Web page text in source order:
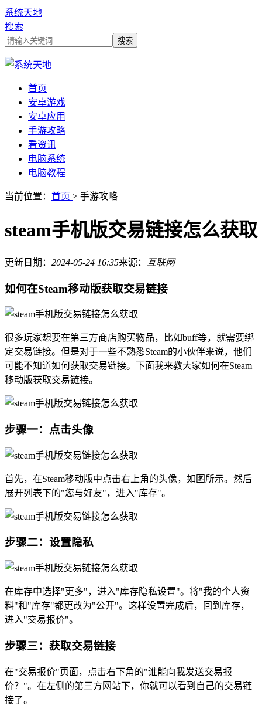
系统天地
搜索
首页
安卓游戏
安卓应用
手游攻略
看资讯
电脑系统
电脑教程
当前位置： 首页 > 手游攻略
steam手机版交易链接怎么获取
更新日期： 2024-05-24 16:35来源： 互联网
如何在Steam移动版获取交易链接
很多玩家想要在第三方商店购买物品，比如buff等，就需要绑
定交易链接。但是对于一些不熟悉Steam的小伙伴来说，他们
可能不知道如何获取交易链接。下面我来教大家如何在Steam
移动版获取交易链接。
步骤一：点击头像
首先，在Steam移动版中点击右上角的头像，如图所示。然后
展开列表下的"您与好友"，进入"库存"。
步骤二：设置隐私
在库存中选择"更多"，进入"库存隐私设置"。将"我的个人资
料"和"库存"都更改为"公开"。这样设置完成后，回到库存，
进入"交易报价"。
步骤三：获取交易链接
在"交易报价"页面，点击右下角的"谁能向我发送交易报
价？"。在左侧的第三方网站下，你就可以看到自己的交易链
接了。